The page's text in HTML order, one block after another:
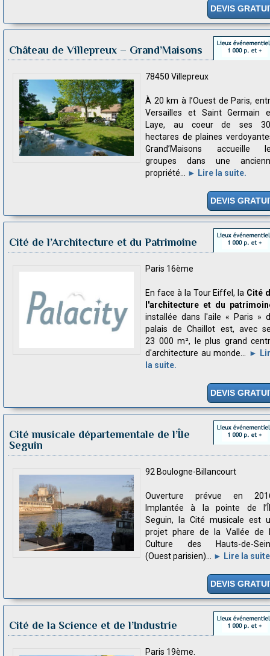
DEVIS
Château de Villepreux – Grand’Maisons
78450 Villepreux
À 20 km à l’Ouest de Paris,
Versailles et Saint Germain
Laye, au coeur de ses
hectares de plaines
Grand’Maisons accueille
groupes dans une
propriété... ► Lire la suite.
DEVIS
Cité de l’Architecture et du Patrimoine
Paris 16ème
En face à la Tour Eiffel, la Cité
l'architecture et du
installée dans l'aile « Paris »
palais de Chaillot est, avec
23 000 m², le plus grand
d'architecture au monde...
►
la suite.
DEVIS
Cité musicale départementale de l’Île
Seguin
92 Boulogne-Billancourt
Ouverture prévue en
Implantée à la pointe de
Seguin, la Cité musicale est
projet phare de la Vallée de
Culture des Hauts-de-
(Ouest parisien)...
► Lire la
DEVIS
Cité de la Science et de l’Industrie
Paris 19ème.